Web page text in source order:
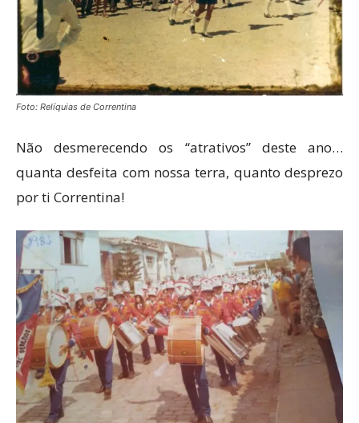
Foto: Relíquias de Correntina
Não desmerecendo os “atrativos” deste ano…
quanta desfeita com nossa terra, quanto desprezo
por ti Correntina!